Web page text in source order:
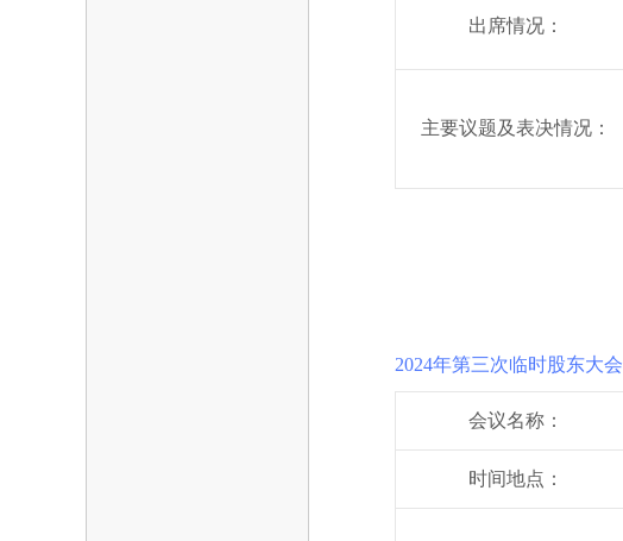
出席情况：
主要议题及表决情况：
2024年第三次临时股东大会
会议名称：
时间地点：